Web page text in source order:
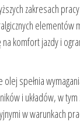
zakresach
elementów
komfort jazdy i
spełnia
i układów, w
w warunkach